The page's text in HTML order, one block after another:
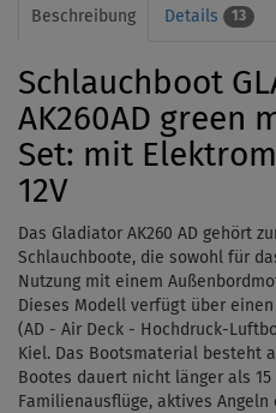
Beschreibung Details 13
Schlauchboot
AK260AD green
Set: mit
12V
Das Gladiator AK260 AD gehört
Schlauchboote, die sowohl für
Nutzung mit einem
Dieses Modell verfügt über
(AD - Air Deck - Hochdruck-
Kiel. Das Bootsmaterial besteht
Bootes dauert nicht länger als
Familienausflüge, aktives